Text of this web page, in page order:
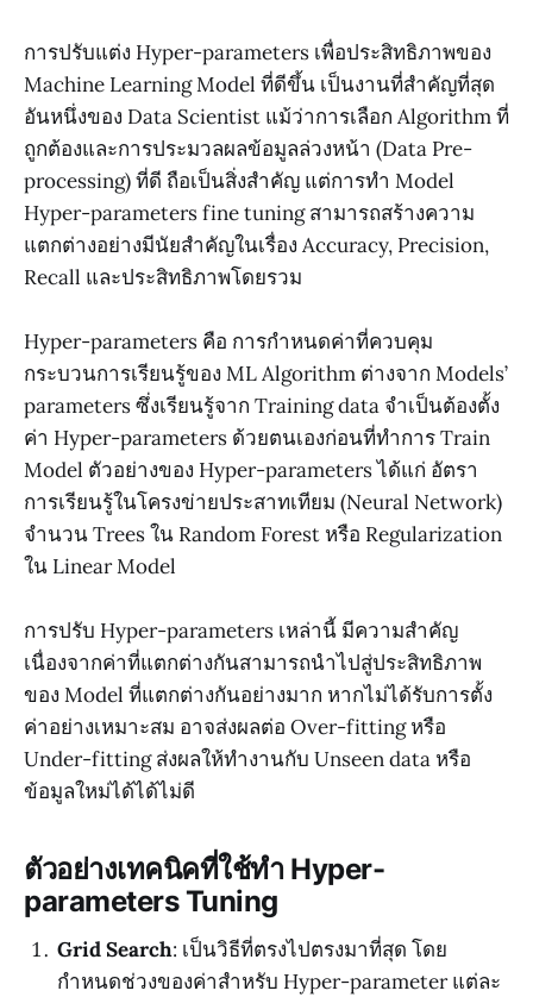
การปรับแต่ง Hyper-parameters เพื่อประสิทธิภาพของ
Machine Learning Model ที่ดีขึ้น เป็นงานที่สำคัญที่สุด
อันหนึ่งของ Data Scientist แม้ว่าการเลือก Algorithm ที่
ถูกต้องและการประมวลผลข้อมูลล่วงหน้า (Data Pre-
processing) ที่ดี ถือเป็นสิ่งสำคัญ แต่การทำ Model
Hyper-parameters fine tuning สามารถสร้างความ
แตกต่างอย่างมีนัยสำคัญในเรื่อง Accuracy, Precision,
Recall และประสิทธิภาพโดยรวม
Hyper-parameters คือ การกำหนดค่าที่ควบคุม
กระบวนการเรียนรู้ของ ML Algorithm ต่างจาก Models’
parameters ซึ่งเรียนรู้จาก Training data จำเป็นต้องตั้ง
ค่า Hyper-parameters ด้วยตนเองก่อนที่ทำการ Train
Model ตัวอย่างของ Hyper-parameters ได้แก่ อัตรา
การเรียนรู้ในโครงข่ายประสาทเทียม (Neural Network)
จำนวน Trees ใน Random Forest หรือ Regularization
ใน Linear Model
การปรับ Hyper-parameters เหล่านี้ มีความสำคัญ
เนื่องจากค่าที่แตกต่างกันสามารถนำไปสู่ประสิทธิภาพ
ของ Model ที่แตกต่างกันอย่างมาก หากไม่ได้รับการตั้ง
ค่าอย่างเหมาะสม อาจส่งผลต่อ Over-fitting หรือ
Under-fitting ส่งผลให้ทำงานกับ Unseen data หรือ
ข้อมูลใหม่ได้ได้ไม่ดี
ตัวอย่างเทคนิคที่ใช้ทำ Hyper-
parameters Tuning
Grid Search: เป็นวิธีที่ตรงไปตรงมาที่สุด โดย
กำหนดช่วงของค่าสำหรับ Hyper-parameter แต่ละ